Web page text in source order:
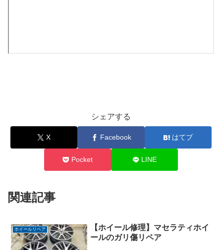
シェアする
X Facebook はてブ
Pocket LINE
関連記事
ホイールリペア
【ホイール修理】マセラティホイ
ールのガリ傷リペア